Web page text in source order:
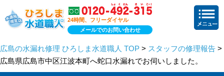
24時間、フリーダイヤル
メールでのお問い合わせ
広島の水漏れ修理 ひろしま水道職人 TOP > スタッフの修理報告 >
広島県広島市中区江波本町へ蛇口水漏れでお伺いしました。